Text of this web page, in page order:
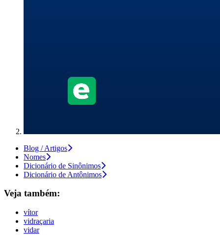
Blog / Artigos
Nomes
Dicionário de Sinônimos
Dicionário de Antônimos
Veja também:
vítor
vidraçaria
vidar